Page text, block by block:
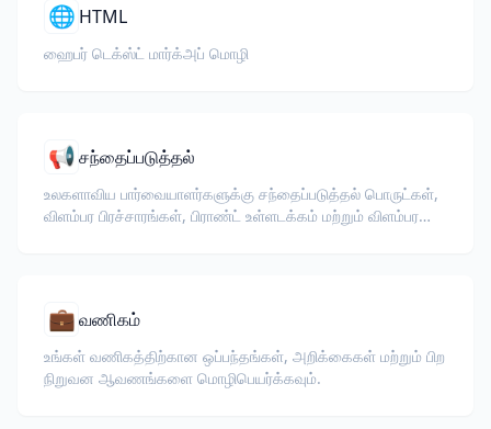
🌐 HTML
ஹைபர் டெக்ஸ்ட் மார்க்அப் மொழி
📢சந்தைப்படுத்தல்
உலகளாவிய பார்வையாளர்களுக்கு சந்தைப்படுத்தல் பொருட்கள்,
விளம்பர பிரச்சாரங்கள், பிராண்ட் உள்ளடக்கம் மற்றும் விளம்பர
💼வணிகம்
உங்கள் வணிகத்திற்கான ஒப்பந்தங்கள், அறிக்கைகள் மற்றும் பிற
நிறுவன ஆவணங்களை மொழிபெயர்க்கவும்.